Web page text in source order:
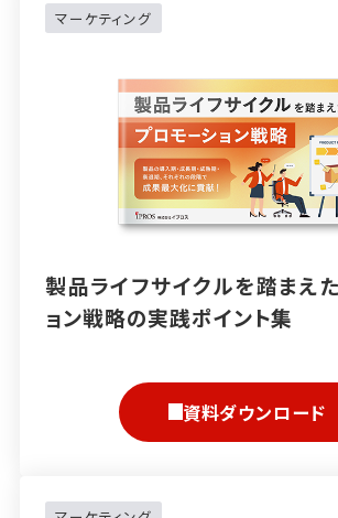
マーケティング
製品ライフサイクルを踏まえ
ョン戦略の実践ポイント集
資料ダウンロード